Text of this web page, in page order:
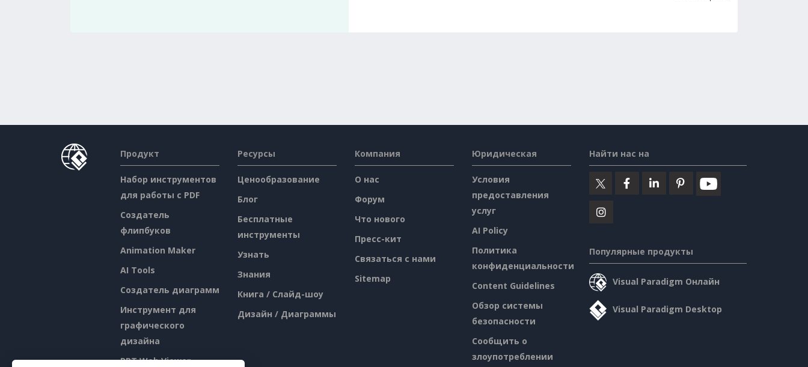
Продукт
Набор инструментов
для работы с PDF
Создатель
флипбуков
Animation Maker
AI Tools
Создатель диаграмм
Инструмент для
графического
дизайна
PPT Web Viewer
Ресурсы
Ценообразование
Блог
Бесплатные
инструменты
Узнать
Знания
Книга / Слайд-шоу
Дизайн / Диаграммы
Компания
О нас
Форум
Что нового
Пресс-кит
Связаться с нами
Sitemap
Юридическая
Условия
предоставления
услуг
AI Policy
Политика
конфиденциальности
Content Guidelines
Обзор системы
безопасности
Сообщить о
злоупотреблении
Найти нас на
Популярные продукты
Visual Paradigm Онлайн
Visual Paradigm Desktop